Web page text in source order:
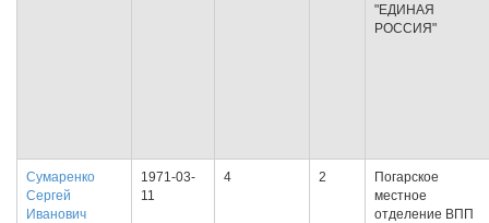
"ЕДИНАЯ
РОССИЯ"
Сумаренко
Сергей
Иванович
1971-03-
11
4 2
Погарское
местное
отделение ВПП